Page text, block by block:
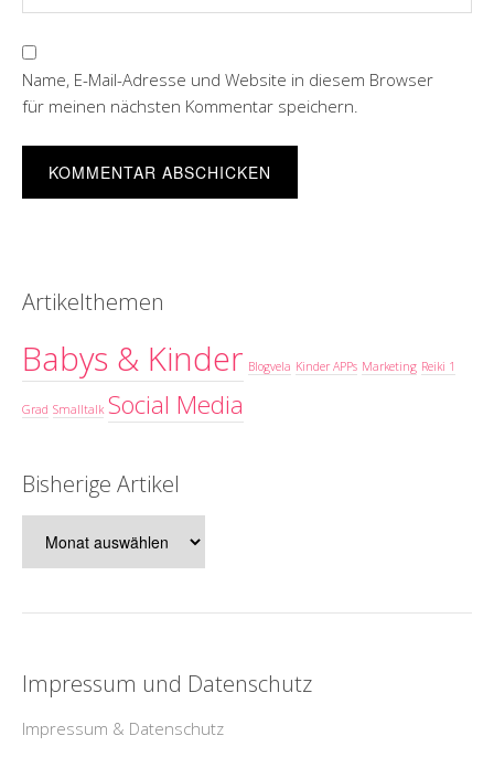
Name, E-Mail-Adresse und Website in diesem Browser
für meinen nächsten Kommentar speichern.
Artikelthemen
Babys & Kinder Blogvela Kinder APPs Marketing Reiki 1
Grad Smalltalk Social Media
Bisherige Artikel
Artikel
Impressum und Datenschutz
Impressum & Datenschutz